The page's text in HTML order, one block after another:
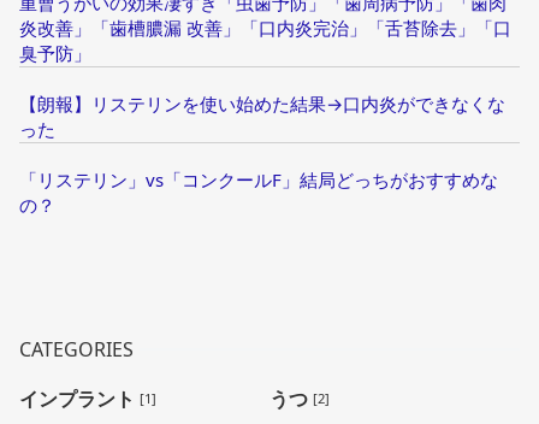
炎改善」「歯槽膿漏 改善」「口内炎完治」「舌苔除去」「口
臭予防」
【朗報】リステリンを使い始めた結果→口内炎ができなくな
った
「リステリン」vs「コンクールF」結局どっちがおすすめな
の？
CATEGORIES
インプラント [1] うつ [2]